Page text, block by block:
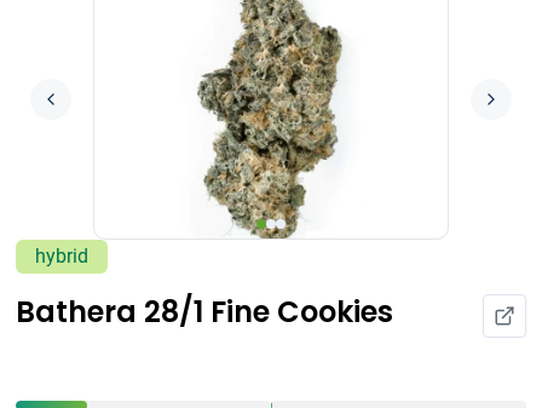
hybrid
Bathera 28/1 Fine Cookies